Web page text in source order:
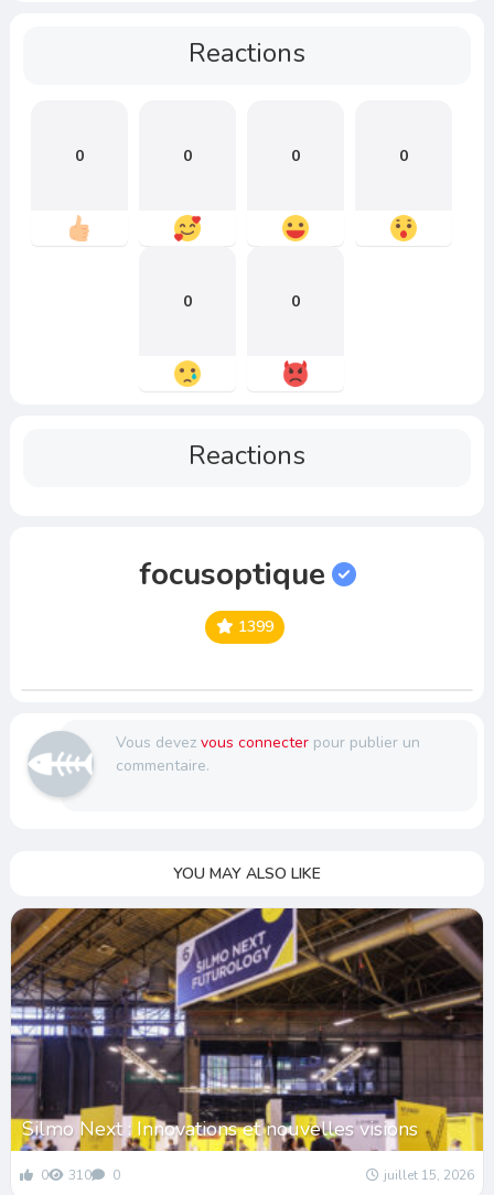
Reactions
0 0 0 0
0 0
Reactions
focusoptique
1399
Vous devez vous connecterpour publier un
commentaire.
YOU MAY ALSO LIKE
Silmo Next : Innovations et nouvelles visions
0 310 0 juillet 15, 2026